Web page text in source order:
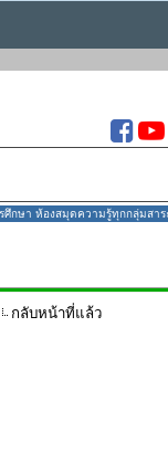
ษา ห้องสมุดความรู้ทุกกลุ่มสาร
กลับหน้าที่แล้ว